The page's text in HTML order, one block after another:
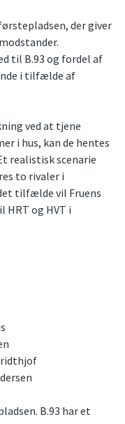
der giver
til B.93 og fordel af
i tilfælde af
ved at tjene
i hus, kan de hentes
realistisk scenarie
to rivaler i
tilfælde vil Fruens
HRT og HVT i
B.93 har et